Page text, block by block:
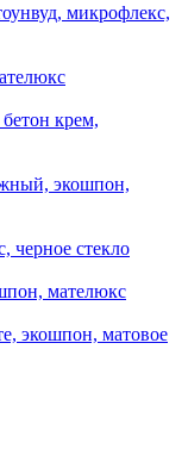
микрофлекс,
крем,
экошпон,
черное стекло
мателюкс
экошпон, матовое